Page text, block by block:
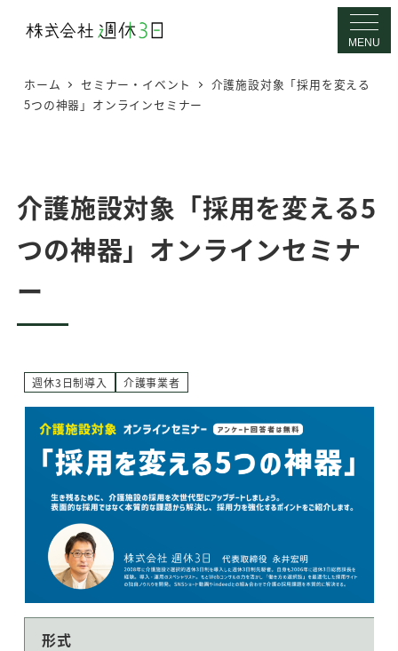
へ
移
MENU
ホーム セミナー・イベント
介護施設対象「採用を変える
5つの神器」オンラインセミナー
介護施設対象「採用を変える5
つの神器」オンラインセミナ
ー
週休3日制導入 介護事業者
形式